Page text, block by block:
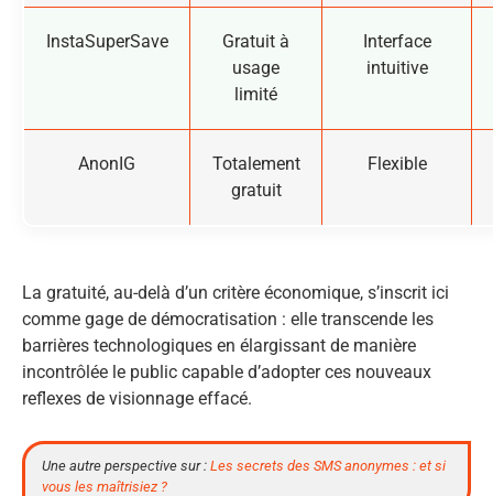
InstaSuperSave
Gratuit à
usage
limité
Interface
intuitive
AnonIG
Totalement
gratuit
Flexible
La gratuité, au-delà d’un critère économique, s’inscrit ici
comme gage de démocratisation : elle transcende les
barrières technologiques en élargissant de manière
incontrôlée le public capable d’adopter ces nouveaux
reflexes de visionnage effacé.
Une autre perspective sur : Les secrets des SMS anonymes : et si
vous les maîtrisiez ?